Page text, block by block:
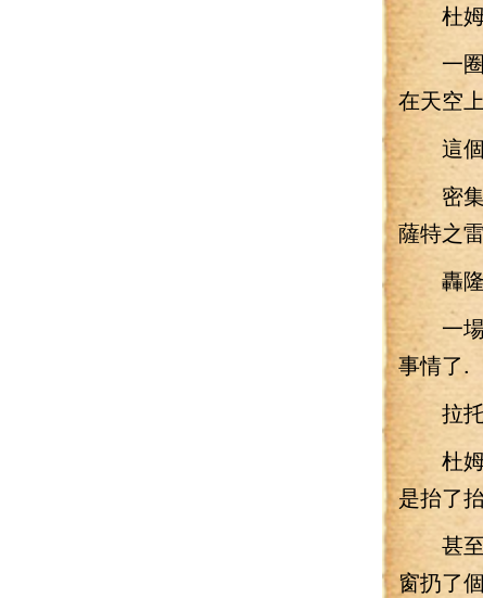
杜姆神
一圈深
在天空
這個
密集的
薩特之
轟隆
一場魔
事情了.
拉托
杜姆的
是抬了
甚至
窗扔了